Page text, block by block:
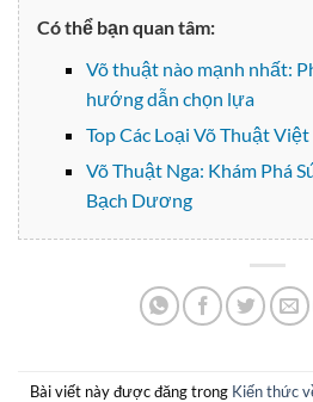
Có thể bạn quan tâm:
Võ thuật nào mạnh nhất:
hướng dẫn chọn lựa
Top Các Loại Võ Thuật
Võ Thuật Nga: Khám Phá
Bạch Dương
Bài viết này được đăng trong Kiến thức